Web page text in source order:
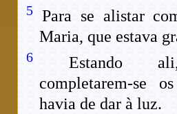
5 Para se alistar
Maria, que estava
6 Estando ali,
completarem-se
havia de dar à luz.